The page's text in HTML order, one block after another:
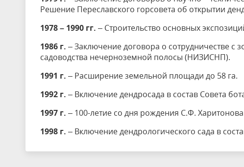
Решение Переславского горсовета об открытии
1978 – 1990 гг. – Строительство основных
1986 г. – Заключение договора о сотрудничестве с
садоводства нечерноземной полосы (НИЗИСНП).
1991 г. – Расширение земельной площади до 58 га.
1992 г. – Включение дендросада в состав Совета
1997 г. – 100-летие со дня рождения С.Ф.
1998 г. – Включение дендрологического сада в